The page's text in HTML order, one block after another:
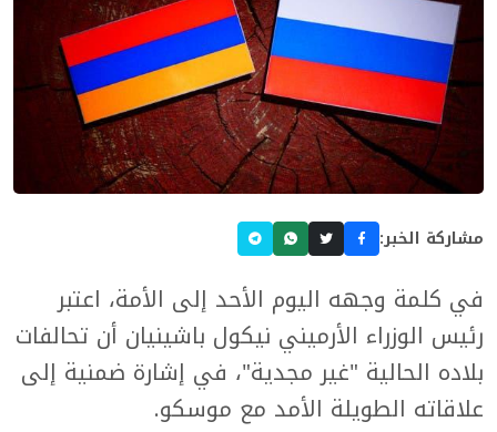
مشاركة الخبر:
في كلمة وجهه اليوم الأحد إلى الأمة، اعتبر
رئيس الوزراء الأرميني نيكول باشينيان أن تحالفات
بلاده الحالية "غير مجدية"، في إشارة ضمنية إلى
علاقاته الطويلة الأمد مع موسكو.